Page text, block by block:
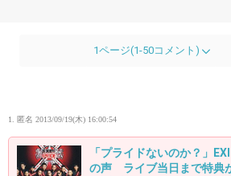
1ページ(1-50コメント)
1. 匿名 2013/09/19(木) 16:00:54
「プライドないのか？」
の声 ライブ当日まで特